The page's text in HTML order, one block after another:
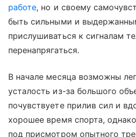
работе, но и своему
быть сильными и
прислушиваться к сигналам
перенапрягаться.
В начале месяца возможны
усталость из-за большого
почувствуете прилив сил и
хорошее время спорта,
под присмотром опытного